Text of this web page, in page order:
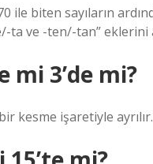
ile biten sayıların
ta ve -ten/-tan” eklerini
mi 3’de mi?
kesme işaretiyle